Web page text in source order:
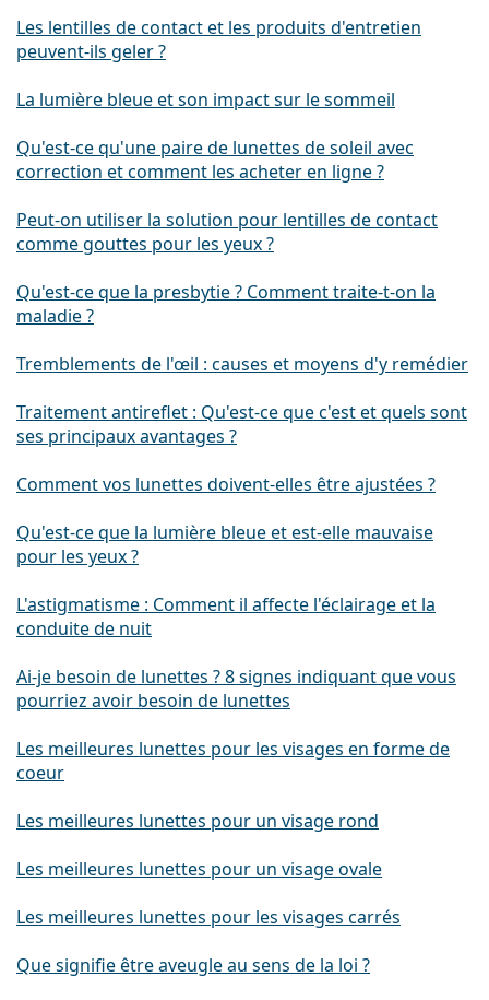
Les lentilles de contact et les produits d'entretien
peuvent-ils geler ?
La lumière bleue et son impact sur le sommeil
Qu'est-ce qu'une paire de lunettes de soleil avec
correction et comment les acheter en ligne ?
Peut-on utiliser la solution pour lentilles de contact
comme gouttes pour les yeux ?
Qu'est-ce que la presbytie ? Comment traite-t-on la
maladie ?
Tremblements de l'œil : causes et moyens d'y remédier
Traitement antireflet : Qu'est-ce que c'est et quels sont
ses principaux avantages ?
Comment vos lunettes doivent-elles être ajustées ?
Qu'est-ce que la lumière bleue et est-elle mauvaise
pour les yeux ?
L'astigmatisme : Comment il affecte l'éclairage et la
conduite de nuit
Ai-je besoin de lunettes ? 8 signes indiquant que vous
pourriez avoir besoin de lunettes
Les meilleures lunettes pour les visages en forme de
coeur
Les meilleures lunettes pour un visage rond
Les meilleures lunettes pour un visage ovale
Les meilleures lunettes pour les visages carrés
Que signifie être aveugle au sens de la loi ?